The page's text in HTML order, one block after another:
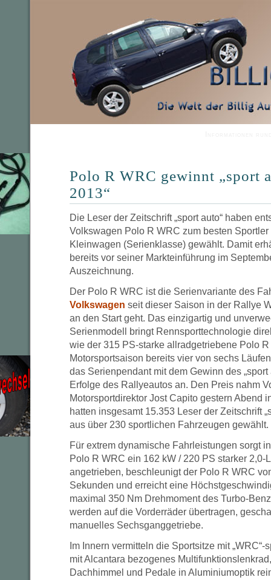
Polo R WRC gewinnt „sport
2013“
Die Leser der Zeitschrift „sport auto“ haben
Volkswagen Polo R WRC zum besten
Kleinwagen (Serienklasse) gewählt. Damit
bereits vor seiner Markteinführung im
Auszeichnung.
Der Polo R WRC ist die Serienvariante des
Volkswagen seit dieser Saison in der Rallye
an den Start geht. Das einzigartig und
Serienmodell bringt Rennsporttechnologie
wie der 315 PS-starke allradgetriebene Polo
Motorsportsaison bereits vier von sechs
das Serienpendant mit dem Gewinn des
Erfolge des Rallyeautos an. Den Preis nahm
Motorsportdirektor Jost Capito gestern Abend
hatten insgesamt 15.353 Leser der Zeitschrift
aus über 230 sportlichen Fahrzeugen gewählt.
Für extrem dynamische Fahrleistungen sorgt
Polo R WRC ein 162 kW / 220 PS starker 2,0-
angetrieben, beschleunigt der Polo R WRC
Sekunden und erreicht eine
maximal 350 Nm Drehmoment des Turbo-
werden auf die Vorderräder übertragen,
manuelles Sechsganggetriebe.
Im Innern vermitteln die Sportsitze mit
mit Alcantara bezogenes
Dachhimmel und Pedale in Aluminiumoptik